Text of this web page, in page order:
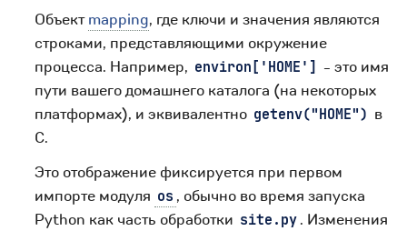
Объектmapping, где ключи и значения являются
строками, представляющими окружение
процесса. Например, environ['HOME'] - это имя
пути вашего домашнего каталога (на некоторых
платформах), и эквивалентно getenv("HOME") в
C.
Это отображение фиксируется при первом
импорте модуля os , обычно во время запуска
Python как часть обработки site.py . Изменения